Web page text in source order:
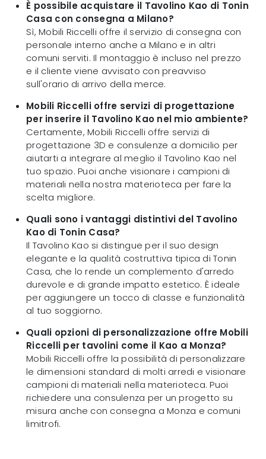
È possibile acquistare il Tavolino Kao di Tonin
Casa con consegna a Milano?
Sì, Mobili Riccelli offre il servizio di consegna con
personale interno anche a Milano e in altri
comuni serviti. Il montaggio è incluso nel prezzo
e il cliente viene avvisato con preavviso
sull'orario di arrivo della merce.
Mobili Riccelli offre servizi di progettazione
per inserire il Tavolino Kao nel mio ambiente?
Certamente, Mobili Riccelli offre servizi di
progettazione 3D e consulenze a domicilio per
aiutarti a integrare al meglio il Tavolino Kao nel
tuo spazio. Puoi anche visionare i campioni di
materiali nella nostra materioteca per fare la
scelta migliore.
Quali sono i vantaggi distintivi del Tavolino
Kao di Tonin Casa?
Il Tavolino Kao si distingue per il suo design
elegante e la qualità costruttiva tipica di Tonin
Casa, che lo rende un complemento d'arredo
durevole e di grande impatto estetico. È ideale
per aggiungere un tocco di classe e funzionalità
al tuo soggiorno.
Quali opzioni di personalizzazione offre Mobili
Riccelli per tavolini come il Kao a Monza?
Mobili Riccelli offre la possibilità di personalizzare
le dimensioni standard di molti arredi e visionare
campioni di materiali nella materioteca. Puoi
richiedere una consulenza per un progetto su
misura anche con consegna a Monza e comuni
limitrofi.